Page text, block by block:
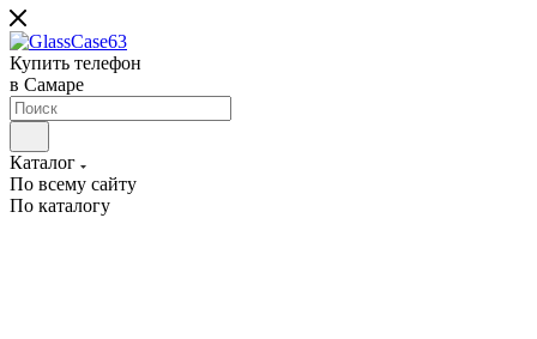
Купить телефон
в Самаре
Каталог
По всему сайту
По каталогу